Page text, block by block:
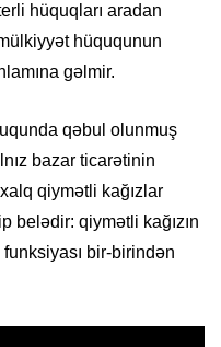
hüquqları aradan
hüququnun
gəlmir.
qəbul olunmuş
bazar ticarətinin
qiymətli kağızlar
belədir: qiymətli kağızın
bir-birindən